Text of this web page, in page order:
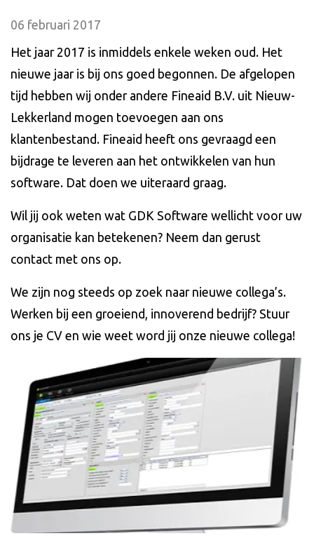
06 februari 2017
Het jaar 2017 is inmiddels enkele weken oud. Het
nieuwe jaar is bij ons goed begonnen. De afgelopen
tijd hebben wij onder andere Fineaid B.V. uit Nieuw-
Lekkerland mogen toevoegen aan ons
klantenbestand. Fineaid heeft ons gevraagd een
bijdrage te leveren aan het ontwikkelen van hun
software. Dat doen we uiteraard graag.
Wil jij ook weten wat GDK Software wellicht voor uw
organisatie kan betekenen? Neem dan gerust
contact met ons op.
We zijn nog steeds op zoek naar nieuwe collega’s.
Werken bij een groeiend, innoverend bedrijf? Stuur
ons je CV en wie weet word jij onze nieuwe collega!